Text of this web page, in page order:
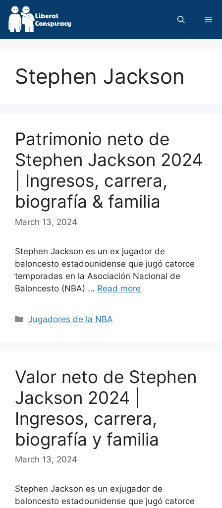
Skip
content
Stephen Jackson
Patrimonio neto de
Stephen Jackson 2024
| Ingresos, carrera,
biografía & familia
March 13, 2024
Stephen Jackson es un ex jugador de
baloncesto estadounidense que jugó catorce
temporadas en la Asociación Nacional de
Baloncesto (NBA) … Read more
Categories
Jugadores de la NBA
Valor neto de Stephen
Jackson 2024 |
Ingresos, carrera,
biografía y familia
March 13, 2024
Stephen Jackson es un exjugador de
baloncesto estadounidense que jugó catorce